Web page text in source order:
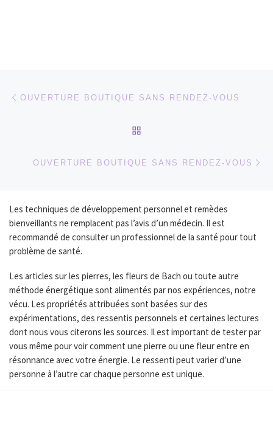
Parcourir les articles
OUVERTURE BOUTIQUE SANS RENDEZ-VOUS
OUVERTURE BOUTIQUE SANS RENDEZ-VOUS
Les techniques de développement personnel et remèdes
bienveillants ne remplacent pas l’avis d’un médecin. Il est
recommandé de consulter un professionnel de la santé pour tout
problème de santé.
Les articles sur les pierres, les fleurs de Bach ou toute autre
méthode énergétique sont alimentés par nos expériences, notre
vécu. Les propriétés attribuées sont basées sur des
expérimentations, des ressentis personnels et certaines lectures
dont nous vous citerons les sources. Il est important de tester par
vous même pour voir comment une pierre ou une fleur entre en
résonnance avec votre énergie. Le ressenti peut varier d’une
personne à l’autre car chaque personne est unique.